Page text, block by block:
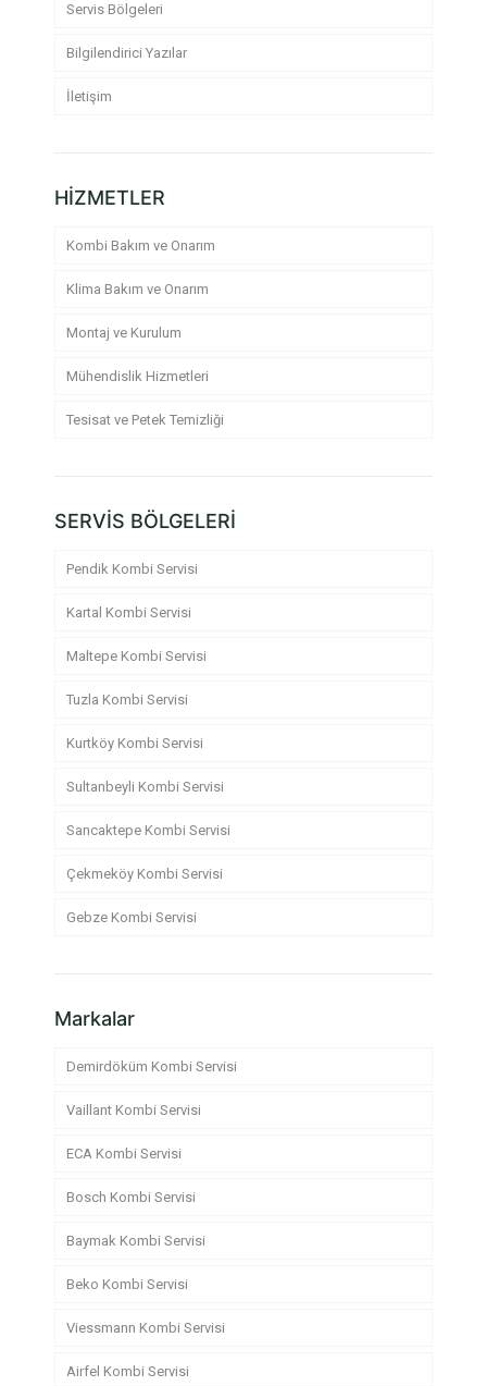
Servis Bölgeleri
Bilgilendirici Yazılar
İletişim
HİZMETLER
Kombi Bakım ve Onarım
Klima Bakım ve Onarım
Montaj ve Kurulum
Mühendislik Hizmetleri
Tesisat ve Petek Temizliği
SERVİS BÖLGELERİ
Pendik Kombi Servisi
Kartal Kombi Servisi
Maltepe Kombi Servisi
Tuzla Kombi Servisi
Kurtköy Kombi Servisi
Sultanbeyli Kombi Servisi
Sancaktepe Kombi Servisi
Çekmeköy Kombi Servisi
Gebze Kombi Servisi
Markalar
Demirdöküm Kombi Servisi
Vaillant Kombi Servisi
ECA Kombi Servisi
Bosch Kombi Servisi
Baymak Kombi Servisi
Beko Kombi Servisi
Viessmann Kombi Servisi
Airfel Kombi Servisi